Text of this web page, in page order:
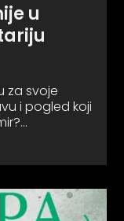
u
za svoje
i pogled koji